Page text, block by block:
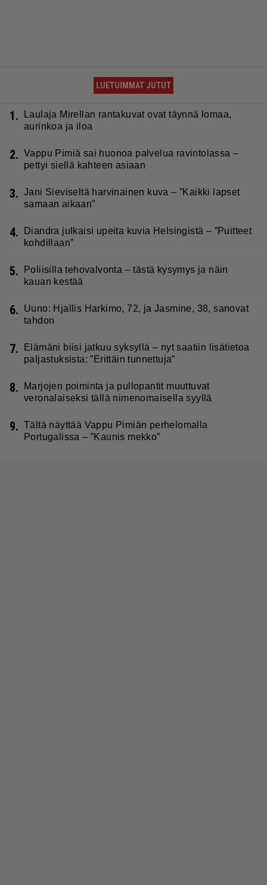
LUETUIMMAT JUTUT
1.
Laulaja Mirellan rantakuvat ovat täynnä lomaa,
aurinkoa ja iloa
2. Vappu Pimiä sai huonoa palvelua ravintolassa –
pettyi siellä kahteen asiaan
3. Jani Sieviseltä harvinainen kuva – ”Kaikki lapset
samaan aikaan”
4.
Diandra julkaisi upeita kuvia Helsingistä – ”Puitteet
kohdillaan”
5.
Poliisilla tehovalvonta – tästä kysymys ja näin
kauan kestää
6.
Uuno: Hjallis Harkimo, 72, ja Jasmine, 38, sanovat
tahdon
7.
Elämäni biisi jatkuu syksyllä – nyt saatiin lisätietoa
paljastuksista: ”Erittäin tunnettuja”
8.
Marjojen poiminta ja pullopantit muuttuvat
veronalaiseksi tällä nimenomaisella syyllä
9. Tältä näyttää Vappu Pimiän perhelomalla
Portugalissa – ”Kaunis mekko”